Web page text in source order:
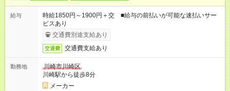
給与
時給1850円～1900円＋交 ■給与の前払いが可能な速払いサー
ビスあり
交通費別途支給あり
交通費 交通費支給あり
勤務地
川崎市川崎区
川崎駅から徒歩8分
メーカー